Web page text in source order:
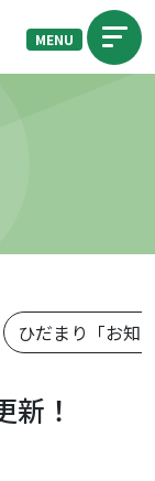
MENU
ひだまり「お知
新！